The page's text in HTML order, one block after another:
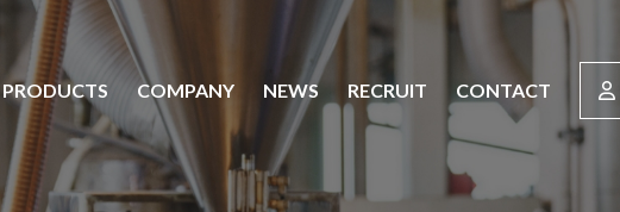
PRODUCTS
製品情報
COMPANY
会社案内
NEWS RECRUIT
採用情報
CONTACT